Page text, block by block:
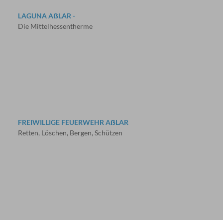
LAGUNA AẞLAR -
Die Mittelhessentherme
FREIWILLIGE FEUERWEHR AẞLAR
Retten, Löschen, Bergen, Schützen